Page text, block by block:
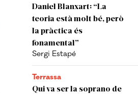
Daniel Blanxart: “La
teoria està molt bé, però
la pràctica és
fonamental”
Sergi Estapé
Terrassa
Qui va ser la soprano de